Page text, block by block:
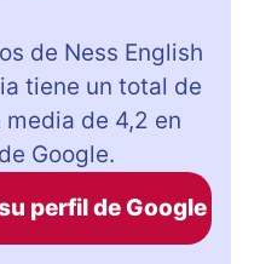
de Ness English
tiene un total de
de 4,2 en
Google.
perfil de Google